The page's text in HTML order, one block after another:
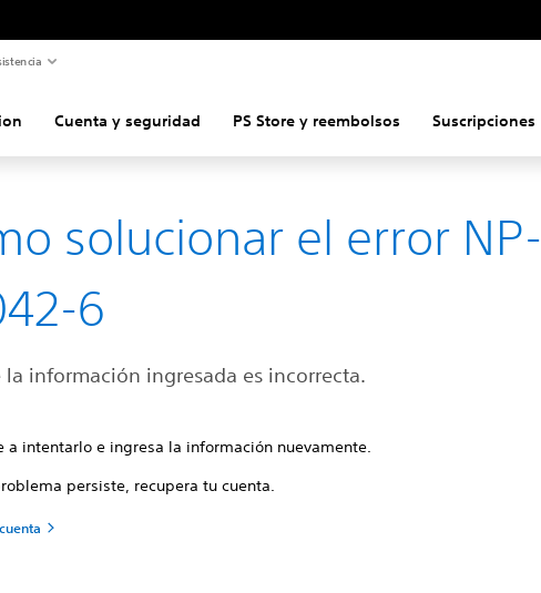
Cuenta y seguridad PS Store y reembolsos Suscripciones
solucionar el error NP-
6
la información ingresada es incorrecta.
a intentarlo e ingresa la información nuevamente.
persiste, recupera tu cuenta.